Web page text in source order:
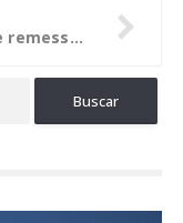
Receita Federal faz apreensão de remessas nos Correios de Francisco Alves